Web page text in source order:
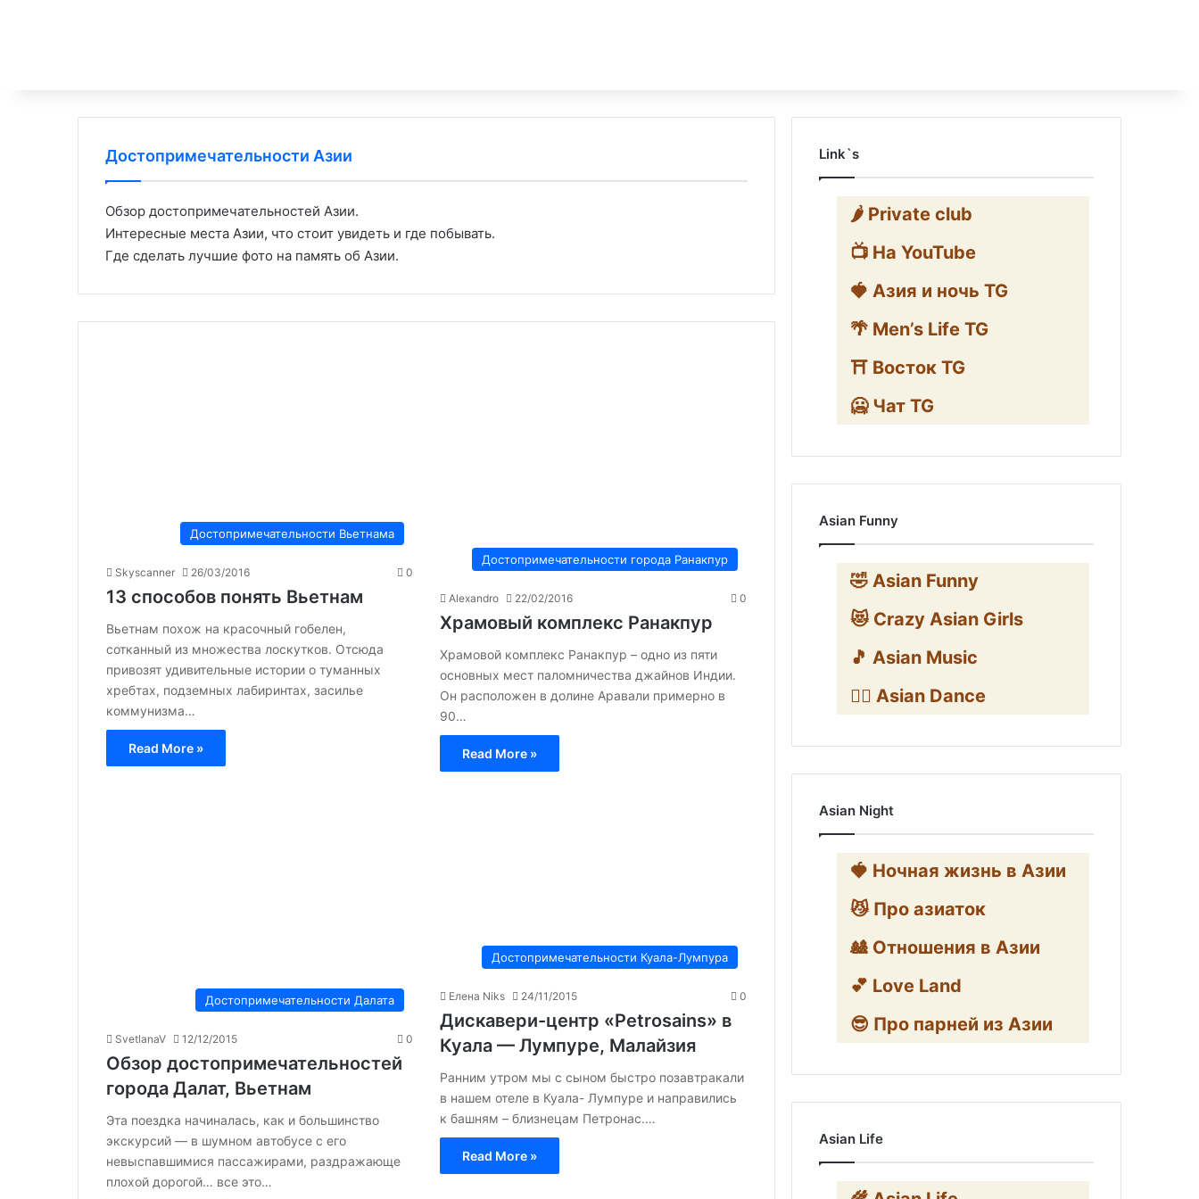
Достопримечательности Азии
Обзор достопримечательностей Азии.
Интересные места Азии, что стоит увидеть и где побывать.
Где сделать лучшие фото на память об Азии.
Достопримечательности Вьетнама
Skyscanner 26/03/2016 0
13 способов понять Вьетнам
Вьетнам похож на красочный гобелен,
сотканный из множества лоскутков. Отсюда
привозят удивительные истории о туманных
хребтах, подземных лабиринтах, засилье
коммунизма…
Read More »
Достопримечательности города Ранакпур
Alexandro 22/02/2016 0
Храмовый комплекс Ранакпур
Храмовой комплекс Ранакпур – одно из пяти
основных мест паломничества джайнов Индии.
Он расположен в долине Аравали примерно в
90…
Read More »
Достопримечательности Далата
SvetlanaV 12/12/2015 0
Обзор достопримечательностей
города Далат, Вьетнам
Эта поездка начиналась, как и большинство
экскурсий — в шумном автобусе с его
невыспавшимися пассажирами, раздражающе
плохой дорогой… все это…
Достопримечательности Куала-Лумпура
Елена Niks 24/11/2015 0
Дискавери-центр «Petrosains» в
Куала — Лумпуре, Малайзия
Ранним утром мы с сыном быстро позавтракали
в нашем отеле в Куала- Лумпуре и направились
к башням – близнецам Петронас.…
Read More »
Link`s
🌶️ Private club
📺 На YouTube
🍓 Азия и ночь TG
🌴 Men’s Life TG
⛩️ Восток TG
🥶 Чат TG
Asian Funny
🤣 Asian Funny
😻 Crazy Asian Girls
🎵 Asian Music
👯‍♀️ Asian Dance
Asian Night
🍓 Ночная жизнь в Азии
😼 Про азиаток
🎎 Отношения в Азии
💕 Love Land
😎 Про парней из Азии
Asian Life